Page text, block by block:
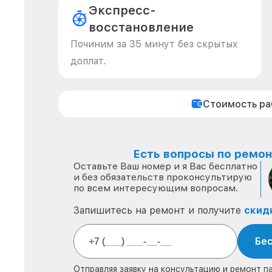
Экспресс-
восстановление
Починим за 35 минут без скрытых
доплат.
Стоимость
Есть вопросы по
Оставьте Ваш номер и я Вас бесплатно
и без обязательств проконсультирую
по всем интересующим вопросам.
Запишитесь на ремонт и получите
Отправляя заявку на консультацию и ремонт